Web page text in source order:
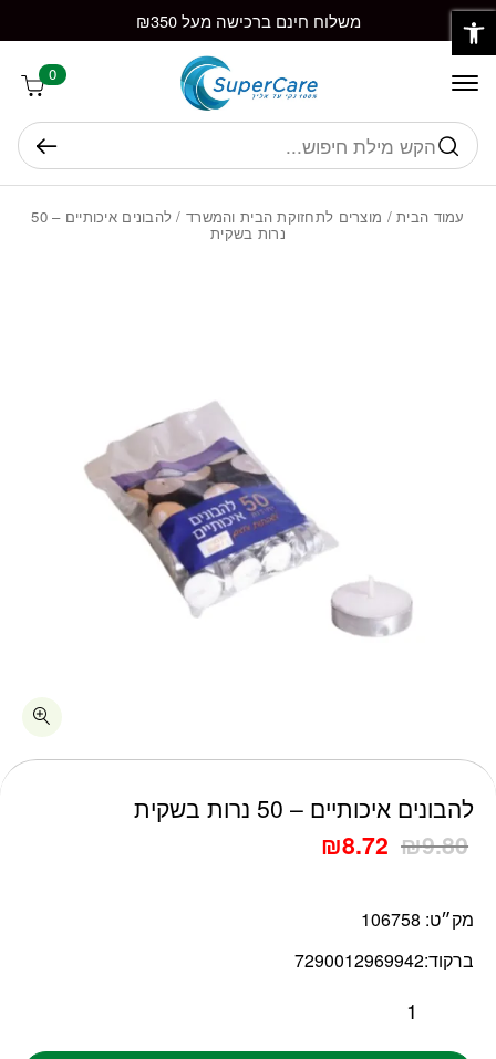
Skip to Content משלוח חינם ברכישה מעל ₪350
0
חיפוש
עמוד הבית/ מוצרים לתחזוקת הבית והמשרד / להבונים איכותיים – 50
נרות בשקית
להבונים איכותיים – 50 נרות בשקית
₪9.80
₪8.72
מק״ט: 106758
ברקוד:7290012969942
כמות להבונים איכותיים - 50 נרות בשקית
בחזרה למעלה
פתח סרגל נגישות